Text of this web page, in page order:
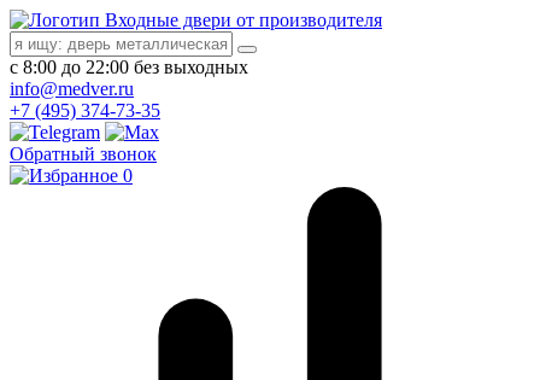
Входные двери от производителя
с 8:00 до 22:00 без выходных
info@medver.ru
+7 (495) 374-73-35
Обратный звонок
0